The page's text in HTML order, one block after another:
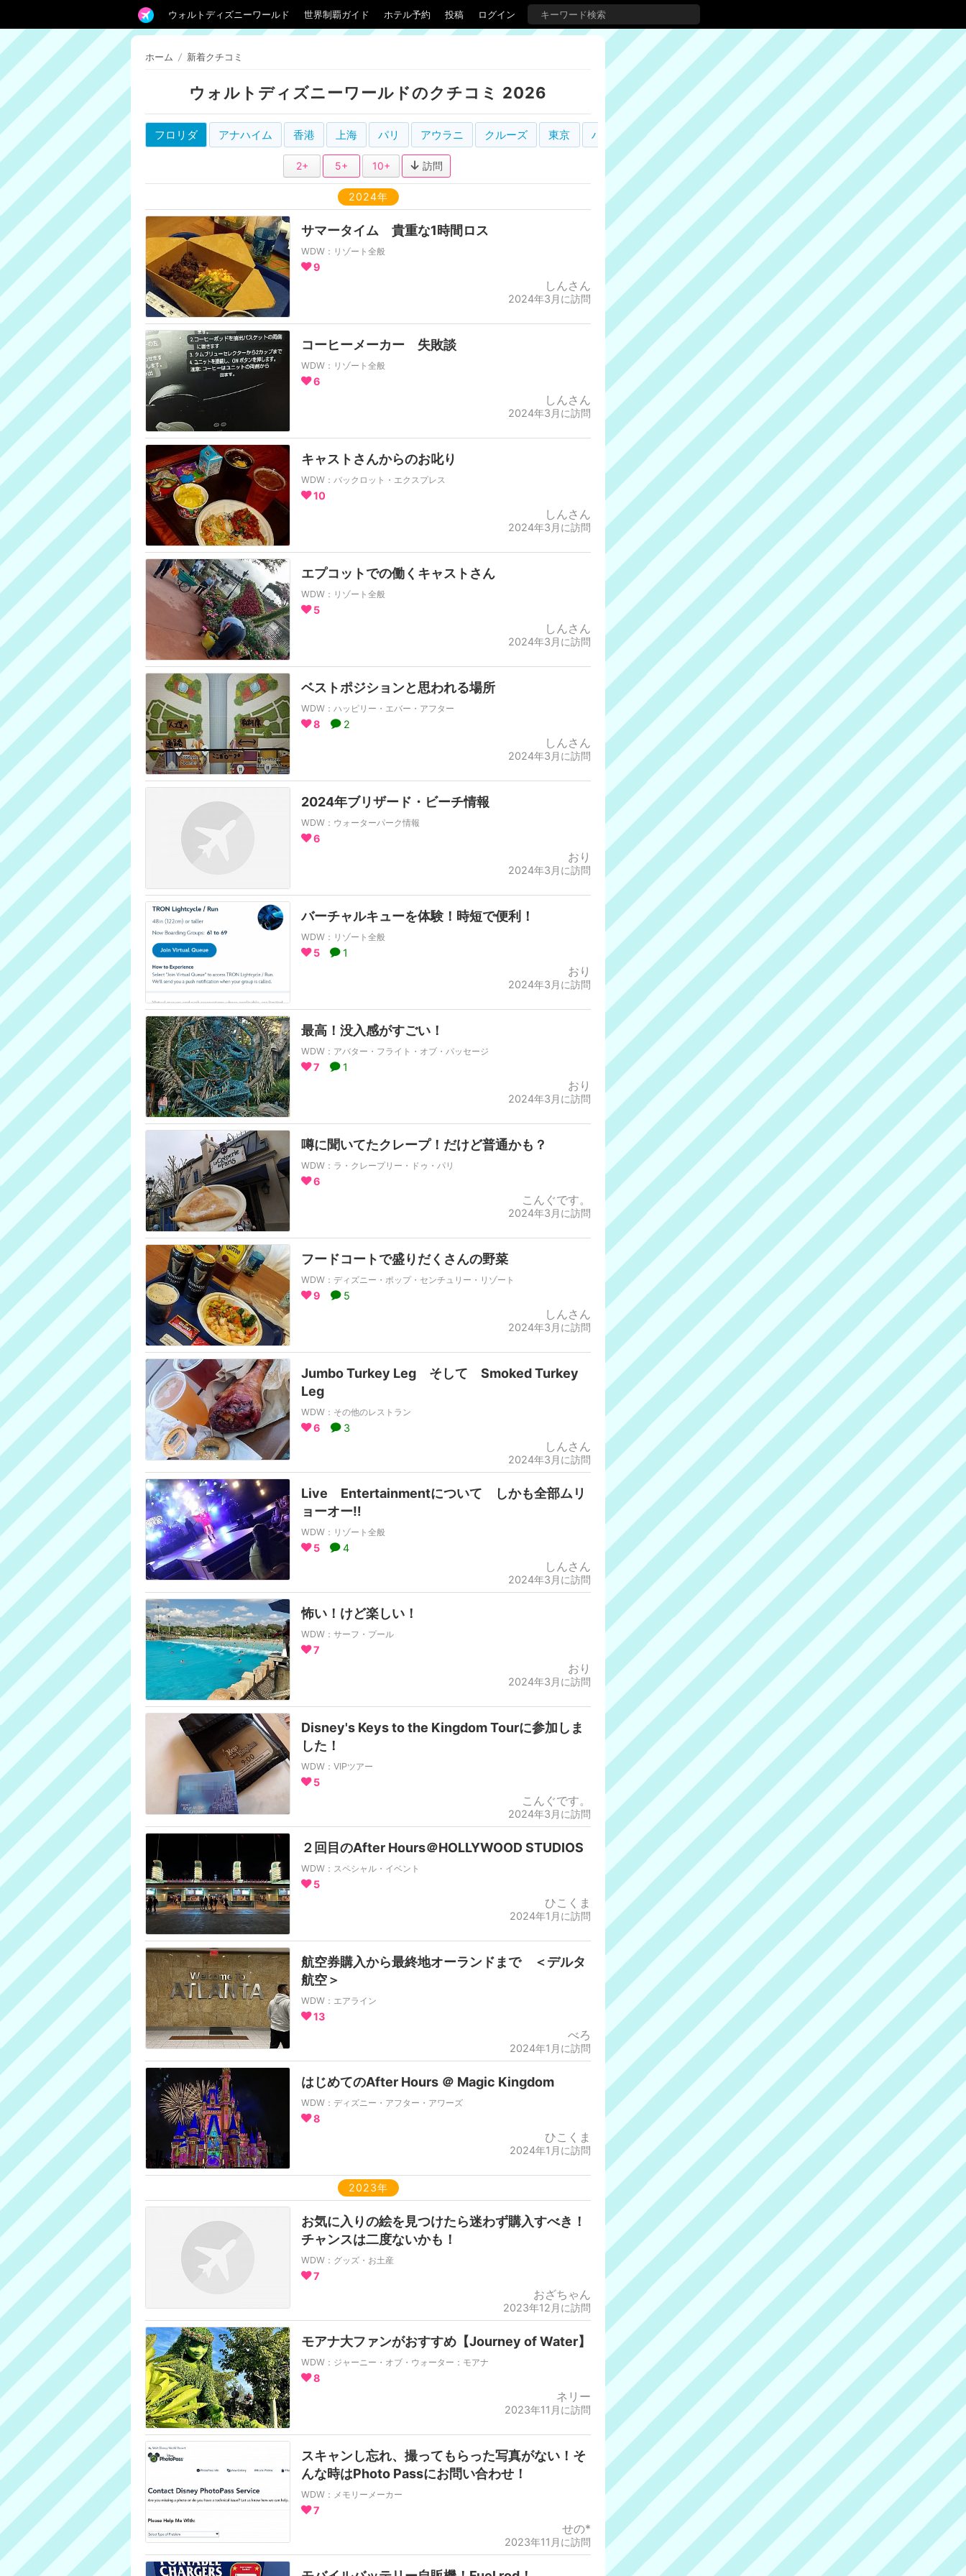
ウォルトディズニーワールド 世界制覇ガイド ホテル予約 投稿 ログイン
ホーム / 新着クチコミ
ウォルトディズニーワールドのクチコミ 2026
フロリダ アナハイム 香港 上海 パリ アウラニ クルーズ 東京 ハリウッド オーランド シンガポール
2+ 5+ 10+ 訪問
2024年
サマータイム 貴重な1時間ロス
WDW：リゾート全般
9
しんさん
2024年3月に訪問
コーヒーメーカー 失敗談
WDW：リゾート全般
6
しんさん
2024年3月に訪問
キャストさんからのお叱り
WDW：バックロット・エクスプレス
10
しんさん
2024年3月に訪問
エプコットでの働くキャストさん
WDW：リゾート全般
5
しんさん
2024年3月に訪問
ベストポジションと思われる場所
WDW：ハッピリー・エバー・アフター
8 2
しんさん
2024年3月に訪問
2024年ブリザード・ビーチ情報
WDW：ウォーターパーク情報
6
おり
2024年3月に訪問
バーチャルキューを体験！時短で便利！
WDW：リゾート全般
5 1
おり
2024年3月に訪問
最高！没入感がすごい！
WDW：アバター・フライト・オブ・パッセージ
7 1
おり
2024年3月に訪問
噂に聞いてたクレープ！だけど普通かも？
WDW：ラ・クレープリー・ドゥ・パリ
6
こんぐです。
2024年3月に訪問
フードコートで盛りだくさんの野菜
WDW：ディズニー・ポップ・センチュリー・リゾート
9 5
しんさん
2024年3月に訪問
Jumbo Turkey Leg そして Smoked Turkey
Leg
WDW：その他のレストラン
6 3
しんさん
2024年3月に訪問
Live Entertainmentについて しかも全部ムリ
ョーオー‼
WDW：リゾート全般
5 4
しんさん
2024年3月に訪問
怖い！けど楽しい！
WDW：サーフ・プール
7
おり
2024年3月に訪問
Disney's Keys to the Kingdom Tourに参加しま
した！
WDW：VIPツアー
5
こんぐです。
2024年3月に訪問
２回目のAfter Hours＠HOLLYWOOD STUDIOS
WDW：スペシャル・イベント
5
ひこくま
2024年1月に訪問
航空券購入から最終地オーランドまで ＜デルタ
航空＞
WDW：エアライン
13
べろ
2024年1月に訪問
はじめてのAfter Hours ＠ Magic Kingdom
WDW：ディズニー・アフター・アワーズ
8
ひこくま
2024年1月に訪問
2023年
お気に入りの絵を見つけたら迷わず購入すべき！
チャンスは二度ないかも！
WDW：グッズ・お土産
7
おざちゃん
2023年12月に訪問
モアナ大ファンがおすすめ【Journey of Water】
WDW：ジャーニー・オブ・ウォーター：モアナ
8
ネリー
2023年11月に訪問
スキャンし忘れ、撮ってもらった写真がない！そ
んな時はPhoto Passにお問い合わせ！
WDW：メモリーメーカー
7
せの*
2023年11月に訪問